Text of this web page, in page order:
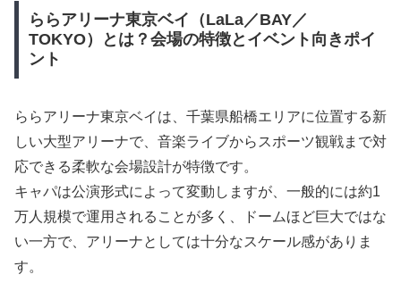
ららアリーナ東京ベイ（LaLa／BAY／
TOKYO）とは？会場の特徴とイベント向きポイ
ント
ららアリーナ東京ベイは、千葉県船橋エリアに位置する新
しい大型アリーナで、音楽ライブからスポーツ観戦まで対
応できる柔軟な会場設計が特徴です。
キャパは公演形式によって変動しますが、一般的には約1
万人規模で運用されることが多く、ドームほど巨大ではな
い一方で、アリーナとしては十分なスケール感がありま
す。